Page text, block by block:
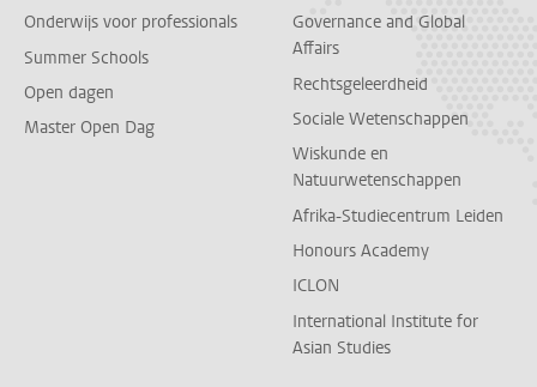
Onderwijs voor professionals
Summer Schools
Open dagen
Master Open Dag
Governance and Global
Affairs
Rechtsgeleerdheid
Sociale Wetenschappen
Wiskunde en
Natuurwetenschappen
Afrika-Studiecentrum Leiden
Honours Academy
ICLON
International Institute for
Asian Studies